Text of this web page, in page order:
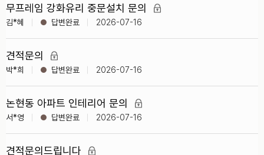
무프레임 강화유리 중문설치 문의
김*혜 2026-07-16
견적문의
박*희 2026-07-16
논현동 아파트 인테리어 문의
서*영 2026-07-16
견적문의드립니다